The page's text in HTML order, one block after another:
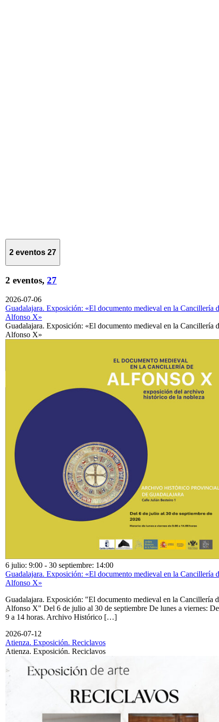
2 eventos 27
2 eventos, 27
2026-07-06
Guadalajara. Exposición: «El documento medieval en la Cancillería
Alfonso X»
Guadalajara. Exposición: «El documento medieval en la Cancillería
Alfonso X»
6 julio: 9:00 - 30 septiembre: 14:00
Guadalajara. Exposición: «El documento medieval en la Cancillería
Alfonso X»
Guadalajara. Exposición: "El documento medieval en la Cancillería
Alfonso X" Del 6 de julio al 30 de septiembre De lunes a viernes: De
9 a 14 horas. Archivo Histórico […]
2026-07-12
Atienza. Exposición. Reciclavos
Atienza. Exposición. Reciclavos